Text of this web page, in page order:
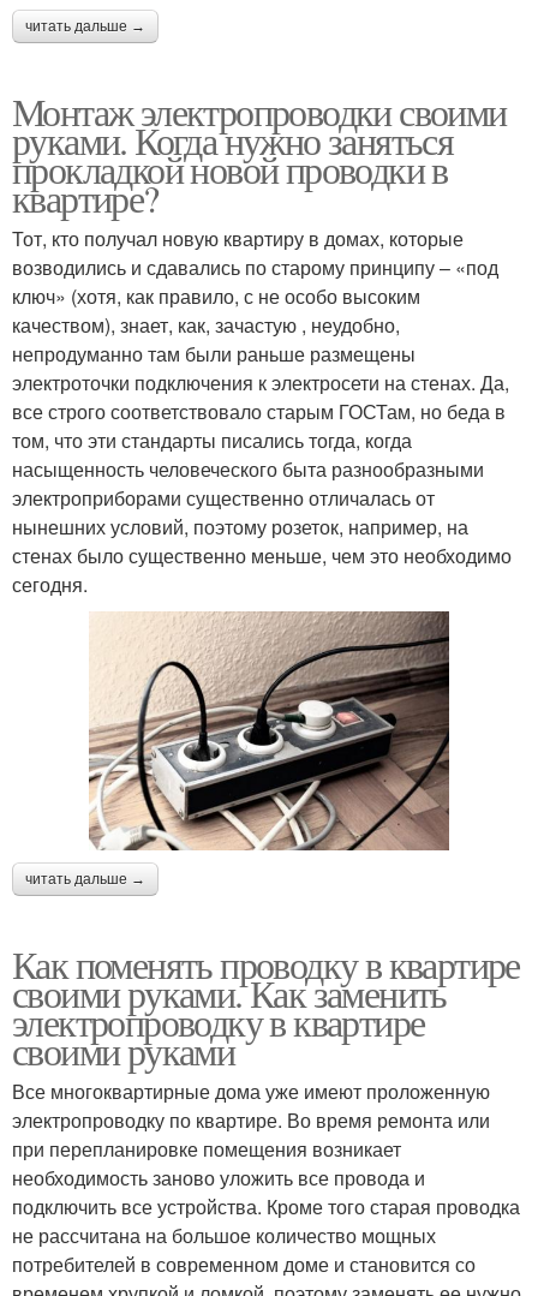
читать дальше →
Монтаж электропроводки своими
руками. Когда нужно заняться
прокладкой новой проводки в
квартире?
Тот, кто получал новую квартиру в домах, которые
возводились и сдавались по старому принципу – «под
ключ» (хотя, как правило, с не особо высоким
качеством), знает, как, зачастую , неудобно,
непродуманно там были раньше размещены
электроточки подключения к электросети на стенах. Да,
все строго соответствовало старым ГОСТам, но беда в
том, что эти стандарты писались тогда, когда
насыщенность человеческого быта разнообразными
электроприборами существенно отличалась от
нынешних условий, поэтому розеток, например, на
стенах было существенно меньше, чем это необходимо
сегодня.
читать дальше →
Как поменять проводку в квартире
своими руками. Как заменить
электропроводку в квартире
своими руками
Все многоквартирные дома уже имеют проложенную
электропроводку по квартире. Во время ремонта или
при перепланировке помещения возникает
необходимость заново уложить все провода и
подключить все устройства. Кроме того старая проводка
не рассчитана на большое количество мощных
потребителей в современном доме и становится со